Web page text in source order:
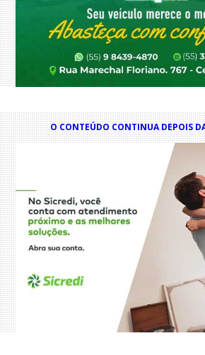
O CONTEÚDO CONTINUA DEPOIS